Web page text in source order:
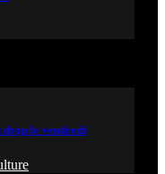
le vendredi